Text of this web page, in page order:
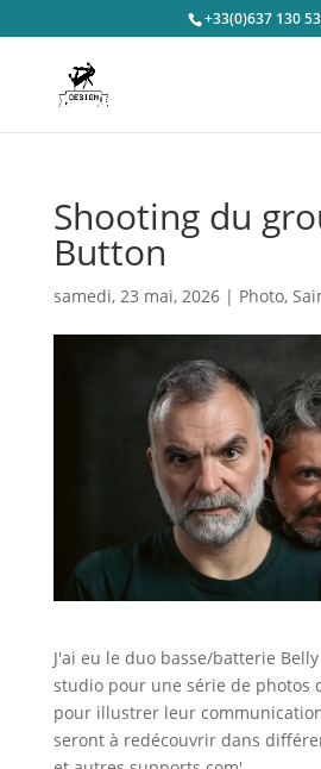
+33(0)637 130
Shooting du
Button
samedi, 23 mai, 2026| Photo,
J'ai eu le duo basse/batterie
studio pour une série de photos
pour illustrer leur
seront à redécouvrir dans